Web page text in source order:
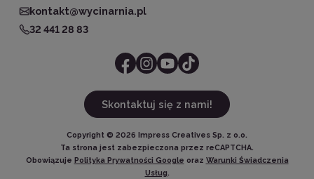
kontakt@wycinarnia.pl
32 441 28 83
Skontaktuj się z nami!
Copyright © 2026 Impress Creatives Sp. z o.o.
Ta strona jest zabezpieczona przez reCAPTCHA.
Obowiązuje Polityka Prywatności Google oraz Warunki Świadczenia
Usług.